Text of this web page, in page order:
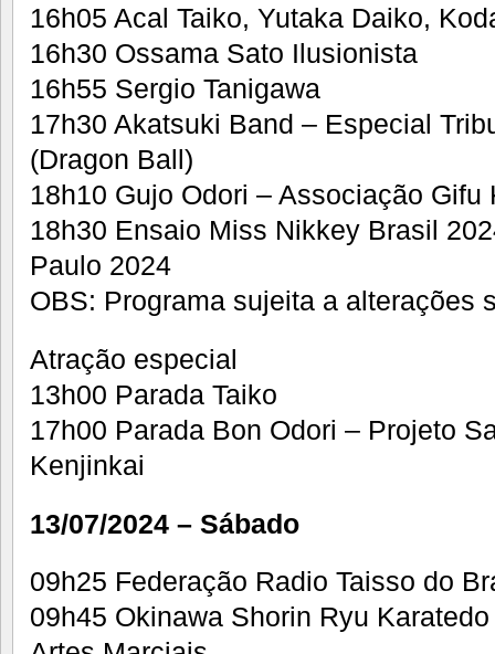
16h05 Acal Taiko, Yutaka Daiko,
16h30 Ossama Sato Ilusionista
16h55 Sergio Tanigawa
17h30 Akatsuki Band – Especial
(Dragon Ball)
18h10 Gujo Odori – Associação
18h30 Ensaio Miss Nikkey Brasil
Paulo 2024
OBS: Programa sujeita a alterações
Atração especial
13h00 Parada Taiko
17h00 Parada Bon Odori – Projeto
Kenjinkai
13/07/2024 – Sábado
09h25 Federação Radio Taisso do
09h45 Okinawa Shorin Ryu